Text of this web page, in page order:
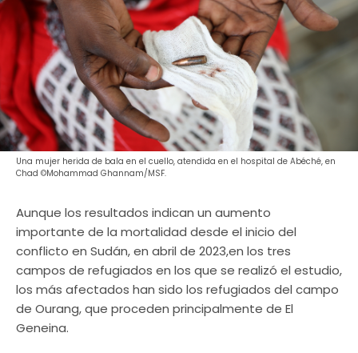
Una mujer herida de bala en el cuello, atendida en el hospital de Abéché, en
Chad ©Mohammad Ghannam/MSF.
Aunque los resultados indican un aumento
importante de la mortalidad desde el inicio del
conflicto en Sudán, en abril de 2023,en los tres
campos de refugiados en los que se realizó el estudio,
los más afectados han sido los refugiados del campo
de Ourang, que proceden principalmente de El
Geneina.